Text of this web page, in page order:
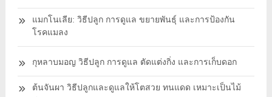
แมกโนเลีย: วิธีปลูก การดูแล ขยายพันธุ์ และการป้องกัน
โรคแมลง
กุหลาบมอญ วิธีปลูก การดูแล ตัดแต่งกิ่ง และการเก็บดอก
ต้นจันผา วิธีปลูกและดูแลให้โตสวย ทนแดด เหมาะเป็นไม้